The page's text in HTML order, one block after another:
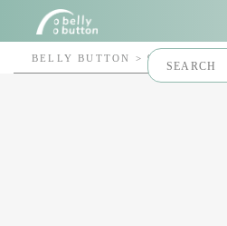
BELLY BUTTON >967550